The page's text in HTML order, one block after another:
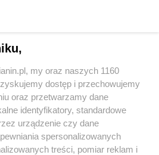
głównej
my oraz naszych 1160
dostęp i przechowujemy
oraz przetwarzamy dane
identyfikatory, standardowe
urządzenie czy dane
spersonalizowanych
treści, pomiar reklam i